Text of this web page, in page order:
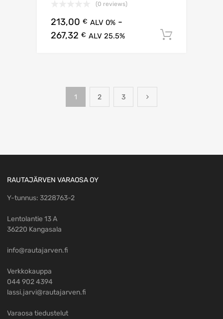
(0 reviews)
213,00 € ALV 0% -
267,32 € ALV 25.5%
1 2 3
RAUTAJÄRVEN VARAOSA OY
Y-tunnus: 3228763-2
Lentolantie 13 A
36220 Kangasala
info@rautajarven.fi
Verkkokauppa
044 902 4394
lassi.jarvi@rautajarven.fi
Varaosa tiedustelut